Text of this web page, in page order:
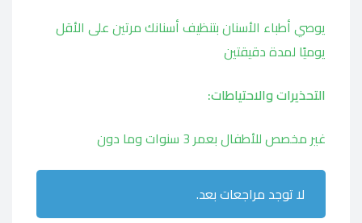
يوصي أطباء الأسنان بتنظيف أسنانك مرتين على الأقل
يوميًا لمدة دقيقتين
التحذيرات والاحتياطات:
غير مخصص للأطفال بعمر 3 سنوات وما دون
لا توجد مراجعات بعد.